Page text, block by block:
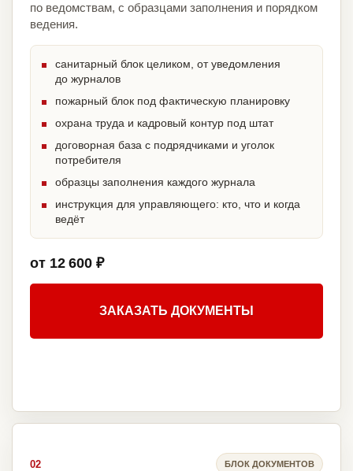
по ведомствам, с образцами заполнения и порядком
ведения.
санитарный блок целиком, от уведомления
до журналов
пожарный блок под фактическую планировку
охрана труда и кадровый контур под штат
договорная база с подрядчиками и уголок
потребителя
образцы заполнения каждого журнала
инструкция для управляющего: кто, что и когда
ведёт
от 12 600 ₽
ЗАКАЗАТЬ ДОКУМЕНТЫ
02 БЛОК ДОКУМЕНТОВ